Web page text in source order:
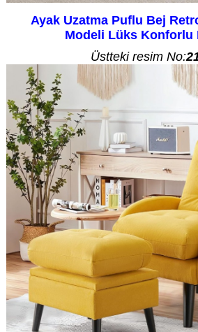
Ayak Uzatma Puflu Bej
Modeli Lüks Konforlu
Üstteki resim No: